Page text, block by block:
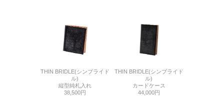
THIN BRIDLE(シンブライド
ル)
縦型純札入れ
38,500円
THIN BRIDLE(シンブライド
ル)
カードケース
44,000円